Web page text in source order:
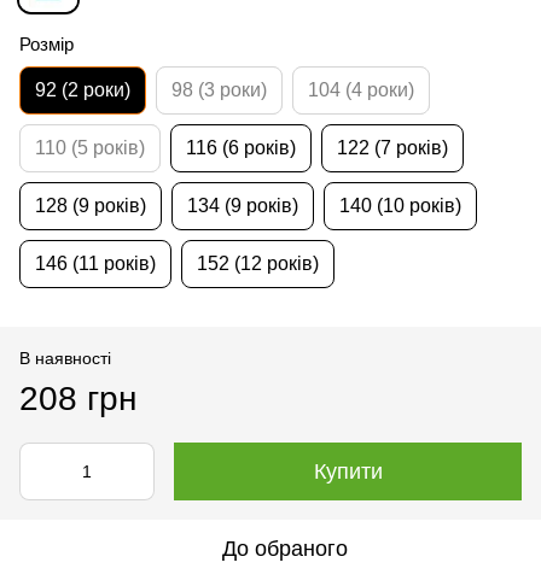
Розмір
92 (2 роки) 98 (3 роки) 104 (4 роки)
110 (5 років) 116 (6 років) 122 (7 років)
128 (9 років) 134 (9 років) 140 (10 років)
146 (11 років) 152 (12 років)
В наявності
208 грн
Купити
До обраного